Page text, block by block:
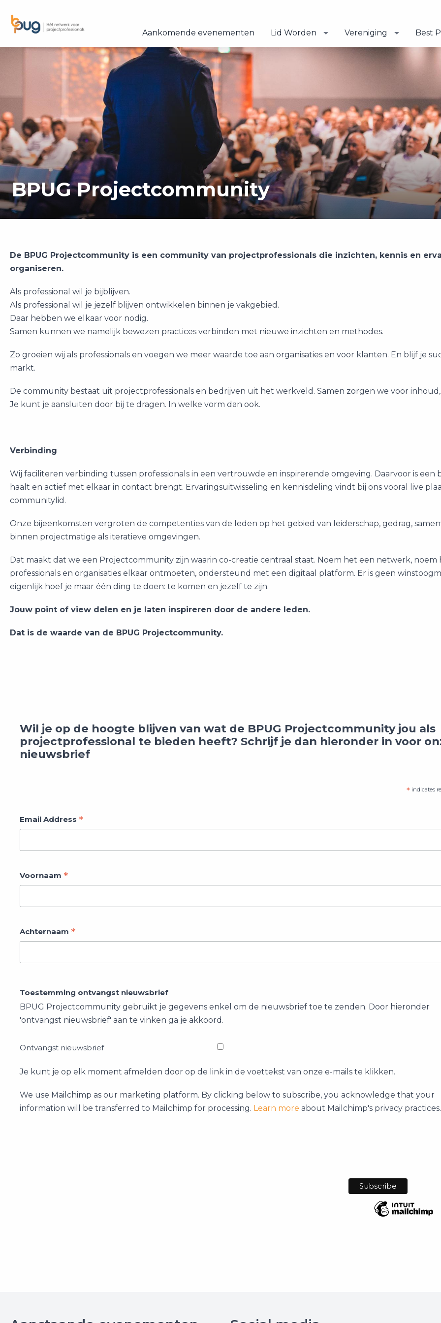
Aankomende evenementen Lid Worden Vereniging Best
BPUG Projectcommunity
De BPUG Projectcommunity is een community van projectprofessionals die inzichten, kennis en
organiseren.
Als professional wil je bijblijven.
Als professional wil je jezelf blijven ontwikkelen binnen je vakgebied.
Daar hebben we elkaar voor nodig.
Samen kunnen we namelijk bewezen practices verbinden met nieuwe inzichten en methodes.
Zo groeien wij als professionals en voegen we meer waarde toe aan organisaties en voor klanten. En blijf je
markt.
De community bestaat uit projectprofessionals en bedrijven uit het werkveld. Samen zorgen we voor
Je kunt je aansluiten door bij te dragen. In welke vorm dan ook.
Verbinding
Wij faciliteren verbinding tussen professionals in een vertrouwde en inspirerende omgeving. Daarvoor is
haalt en actief met elkaar in contact brengt. Ervaringsuitwisseling en kennisdeling vindt bij ons vooral live
communitylid.
Onze bijeenkomsten vergroten de competenties van de leden op het gebied van leiderschap, gedrag,
binnen projectmatige als iteratieve omgevingen.
Dat maakt dat we een Projectcommunity zijn waarin co-creatie centraal staat. Noem het een netwerk,
professionals en organisaties elkaar ontmoeten, ondersteund met een digitaal platform. Er is geen
eigenlijk hoef je maar één ding te doen: te komen en jezelf te zijn.
Jouw point of view delen en je laten inspireren door de andere leden.
Dat is de waarde van de BPUG Projectcommunity.
Wil je op de hoogte blijven van wat de BPUG Projectcommunity jou als
projectprofessional te bieden heeft? Schrijf je dan hieronder in voor
nieuwsbrief
*indicates
Email Address *
Voornaam *
Achternaam *
Toestemming ontvangst nieuwsbrief
BPUG Projectcommunity gebruikt je gegevens enkel om de nieuwsbrief toe te zenden. Door hieronder
'ontvangst nieuwsbrief' aan te vinken ga je akkoord.
Ontvangst nieuwsbrief
Je kunt je op elk moment afmelden door op de link in de voettekst van onze e-mails te klikken.
We use Mailchimp as our marketing platform. By clicking below to subscribe, you acknowledge that your
information will be transferred to Mailchimp for processing. Learn more about Mailchimp's privacy practices.